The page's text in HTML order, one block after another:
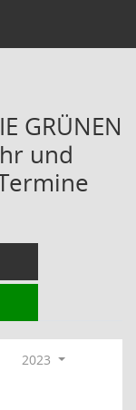
GRÜNEN
und
2023